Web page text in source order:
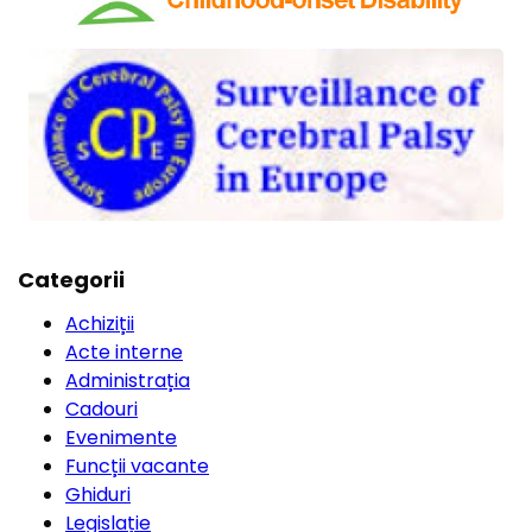
Categorii
Achiziții
Acte interne
Administrația
Cadouri
Evenimente
Funcții vacante
Ghiduri
Legislație